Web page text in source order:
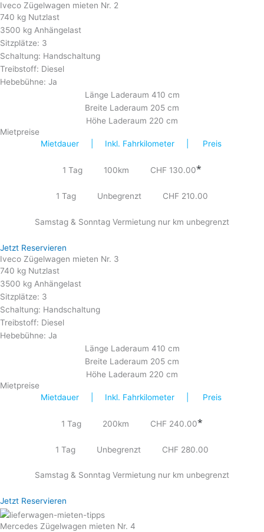
Iveco Zügelwagen mieten Nr. 2
740 kg Nutzlast
3500 kg Anhängelast
Sitzplätze: 3
Schaltung: Handschaltung
Treibstoff: Diesel
Hebebühne: Ja
Länge Laderaum 410 cm
Breite Laderaum 205 cm
Höhe Laderaum 220 cm
Mietpreise
Mietdauer | Inkl. Fahrkilometer | Preis
1 Tag 100km CHF 130.00*
1 Tag Unbegrenzt CHF 210.00
Samstag & Sonntag Vermietung nur km unbegrenzt
Jetzt Reservieren
Iveco Zügelwagen mieten Nr. 3
740 kg Nutzlast
3500 kg Anhängelast
Sitzplätze: 3
Schaltung: Handschaltung
Treibstoff: Diesel
Hebebühne: Ja
Länge Laderaum 410 cm
Breite Laderaum 205 cm
Höhe Laderaum 220 cm
Mietpreise
Mietdauer | Inkl. Fahrkilometer | Preis
1 Tag 200km CHF 240.00*
1 Tag Unbegrenzt CHF 280.00
Samstag & Sonntag Vermietung nur km unbegrenzt
Jetzt Reservieren
Mercedes Zügelwagen mieten Nr. 4